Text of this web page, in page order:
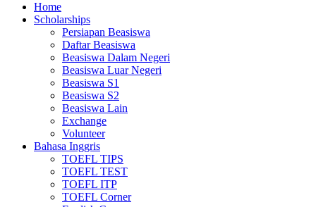
Home
Scholarships
Persiapan Beasiswa
Daftar Beasiswa
Beasiswa Dalam Negeri
Beasiswa Luar Negeri
Beasiswa S1
Beasiswa S2
Beasiswa Lain
Exchange
Volunteer
Bahasa Inggris
TOEFL TIPS
TOEFL TEST
TOEFL ITP
TOEFL Corner